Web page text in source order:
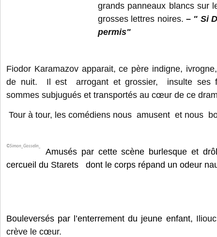
grands panneaux blancs sur
grosses lettres noires. – " Si
permis"
Fiodor Karamazov apparait, ce père indigne,
de nuit. Il est arrogant et grossier, insulte ses
sommes subjugués et transportés au cœur de ce
Tour à tour, les comédiens nous amusent et nous
©Simon_Gosselin_
Amusés par cette scène burlesque et
cercueil du Starets dont le corps répand un odeur
Bouleversés par l’enterrement du jeune enfant,
crève le cœur.